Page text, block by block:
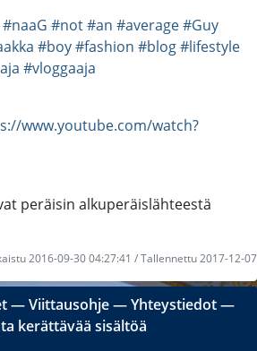
#naaG #not#an #average#Guy
#boy#fashion #blog#lifestyle
#vloggaaja
www.youtube.com/watch?
peräisin alkuperäislähteestä
2016-09-30 04:27:41 / Tallennettu 2017-12-07
―Viittausohje―Yhteystiedot―
kerättävää sisältöä